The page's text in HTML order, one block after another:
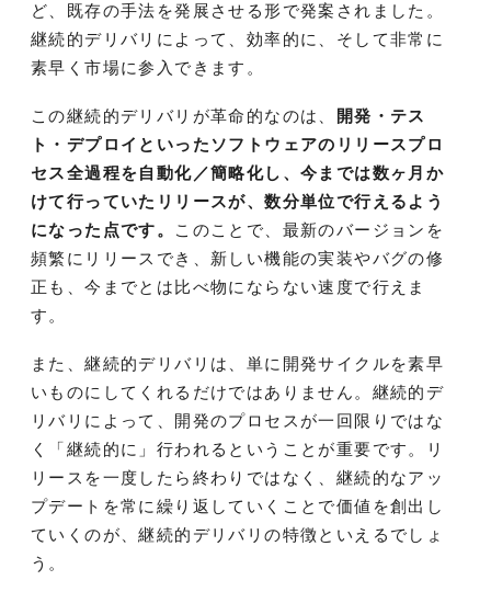
ど、既存の手法を発展させる形で発案されました。
継続的デリバリによって、効率的に、そして非常に
素早く市場に参入できます。
この継続的デリバリが革命的なのは、
開発・テス
ト・デプロイといったソフトウェアのリリースプロ
セス全過程を自動化／簡略化し、今までは数ヶ月か
けて行っていたリリースが、数分単位で行えるよう
になった点です。
このことで、最新のバージョンを
頻繁にリリースでき、新しい機能の実装やバグの修
正も、今までとは比べ物にならない速度で行えま
す。
また、継続的デリバリは、単に開発サイクルを素早
いものにしてくれるだけではありません。継続的デ
リバリによって、開発のプロセスが一回限りではな
く「継続的に」行われるということが重要です。リ
リースを一度したら終わりではなく、継続的なアッ
プデートを常に繰り返していくことで価値を創出し
ていくのが、継続的デリバリの特徴といえるでしょ
う。